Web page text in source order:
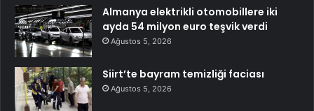
Almanya elektrikli otomobillere iki
ayda 54 milyon euro teşvik verdi
Ağustos 5, 2026
Siirt’te bayram temizliği faciası
Ağustos 5, 2026